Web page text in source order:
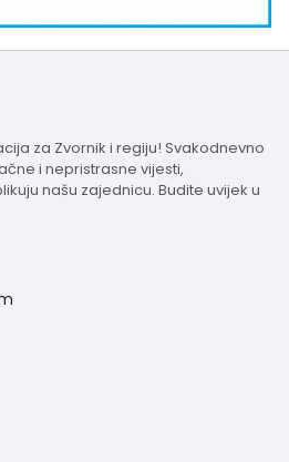
za Zvornik i regiju! Svakodnevno
i nepristrasne vijesti,
našu zajednicu. Budite uvijek u